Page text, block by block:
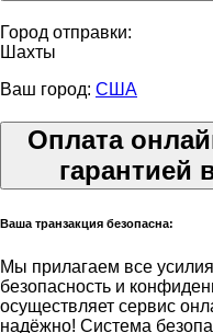
Город отправки:
Шахты
Ваш город: США
Оплата
гарантией
Ваша транзакция безопасна:
Мы прилагаем все
безопасность и
осуществляет сервис
надёжно! Система